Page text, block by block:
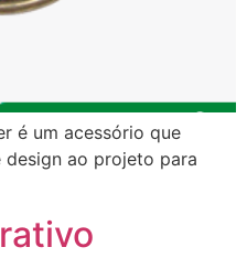
é um acessório que
ao projeto para